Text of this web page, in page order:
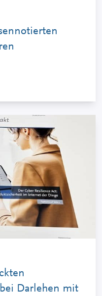
Darlehen mit